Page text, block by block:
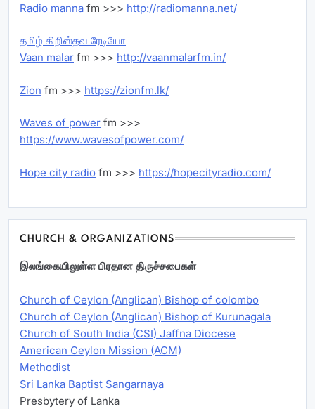
Radio manna fm >>> http://radiomanna.net/
தமிழ் கிறிஸ்தவ ரேடியோ
Vaan malar fm >>> http://vaanmalarfm.in/
Zion fm >>> https://zionfm.lk/
Waves of power fm >>>
https://www.wavesofpower.com/
Hope city radio fm >>> https://hopecityradio.com/
CHURCH & ORGANIZATIONS
இலங்கையிலுள்ள பிரதான திருச்சபைகள்
Church of Ceylon (Anglican) Bishop of colombo
Church of Ceylon (Anglican) Bishop of Kurunagala
Church of South India (CSI) Jaffna Diocese
American Ceylon Mission (ACM)
Methodist
Sri Lanka Baptist Sangarnaya
Presbytery of Lanka